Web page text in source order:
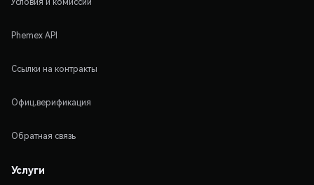
Phemex API
Ссылки на контракты
Офиц.верификация
Обратная связь
Услуги